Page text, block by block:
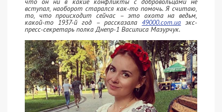
вступал, наоборот старался как-то помочь. Я считаю,
то, что происходит сейчас – это охота на ведьм,
какой-то 1937-й год – рассказала49000.com.ua экс-
пресс-секретарь полка Днепр-1 Василиса Мазурчук.